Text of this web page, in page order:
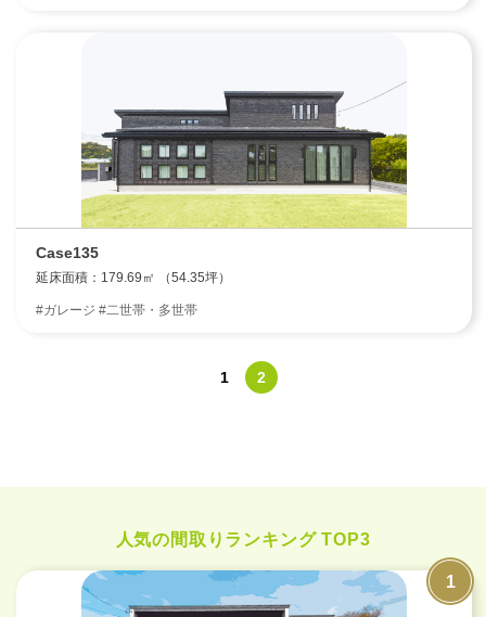
Case135
延床面積：179.69㎡ （54.35坪）
#ガレージ #二世帯・多世帯
1 2
人気の間取りランキング TOP3